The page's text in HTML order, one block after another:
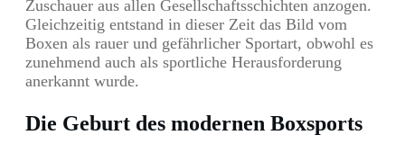
Zuschauer aus allen Gesellschaftsschichten anzogen.
Gleichzeitig entstand in dieser Zeit das Bild vom
Boxen als rauer und gefährlicher Sportart, obwohl es
zunehmend auch als sportliche Herausforderung
anerkannt wurde.
Die Geburt des modernen Boxsports